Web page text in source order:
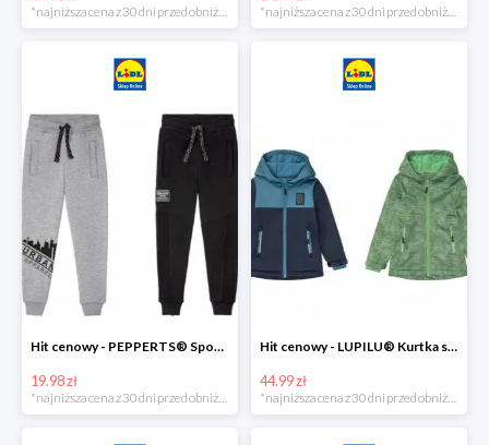
Hit cenowy - PEPPERTS® Spodnie dresowe chłopięce, 1 para
19.98 zł
Hit cenowy - LUPILU® Kurtka softshell chłopięca, 1 sztuka
44.99 zł